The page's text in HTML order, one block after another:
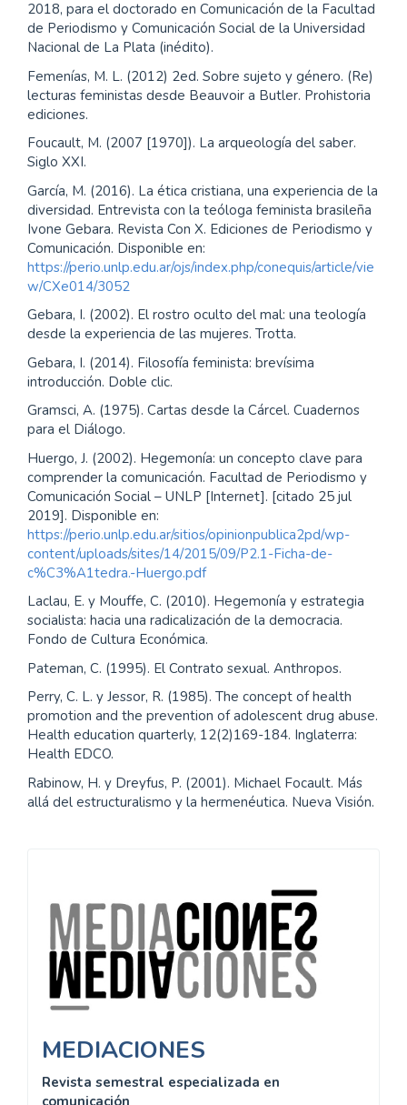
Butler, J. (2002). Cuerpos que importan. Sobre los límites
materiales y discursivos del “sexo”. Paidós.
Dri, R. (2001, Junio 18). La construcción del poder
popular. Revista Koeyu Latinoamericano. Archivo Chile.
Disponble en:
http://www.archivochile.com/Debate/debate_izq_latina/d
ebatizqlatina0003.pdf
Dri, R. (2008). Movimientos Sociales. La emergencia del
nuevo espíritu. Buenos Aires, Editorial Nuevos Tiempos.
Dri, R. (2011). De la multitud al pueblo, del no poder al
poder popular. Revista Herramienta(N° 46).
Dri, R. (2018). Clases proporcionadas en el marco del
Seminario de Posgrado “La construcción de poder
popular” dictado por Rubén Dri y Antonio Fenoy en
2018, para el doctorado en Comunicación de la Facultad
de Periodismo y Comunicación Social de la Universidad
Nacional de La Plata (inédito).
Femenías, M. L. (2012) 2ed. Sobre sujeto y género. (Re)
lecturas feministas desde Beauvoir a Butler. Prohistoria
ediciones.
Foucault, M. (2007 [1970]). La arqueología del saber.
Siglo XXI.
García, M. (2016). La ética cristiana, una experiencia de la
diversidad. Entrevista con la teóloga feminista brasileña
Ivone Gebara. Revista Con X. Ediciones de Periodismo y
Comunicación. Disponible en:
https://perio.unlp.edu.ar/ojs/index.php/conequis/article/vie
w/CXe014/3052
Gebara, I. (2002). El rostro oculto del mal: una teología
desde la experiencia de las mujeres. Trotta.
Gebara, I. (2014). Filosofía feminista: brevísima
introducción. Doble clic.
Gramsci, A. (1975). Cartas desde la Cárcel. Cuadernos
para el Diálogo.
comprender la comunicación. Facultad de Periodismo y
Comunicación Social – UNLP [Internet]. [citado 25 jul
Laclau, E. y Mouffe, C. (2010). Hegemonía y estrategia
socialista: hacia una radicalización de la democracia.
Fondo de Cultura Económica.
Pateman, C. (1995). El Contrato sexual. Anthropos.
Perry, C. L. y Jessor, R. (1985). The concept of health
Health education quarterly, 12(2)169-184. Inglaterra:
Health EDCO.
Rabinow, H. y Dreyfus, P. (2001). Michael Focault. Más